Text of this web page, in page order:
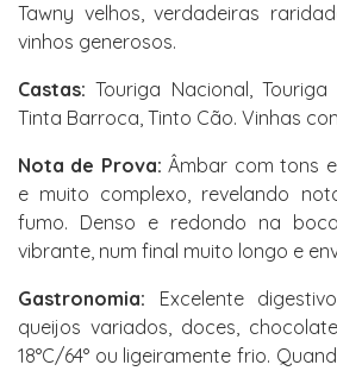
Tawny velhos, verdadeiras
vinhos generosos.
Castas: Touriga Nacional,
Tinta Barroca, Tinto Cão. Vinhas
Nota de Prova: Âmbar com tons
e muito complexo, revelando
fumo. Denso e redondo na
vibrante, num final muito longo e
Gastronomia: Excelente
queijos variados, doces,
18°C/64° ou ligeiramente frio.